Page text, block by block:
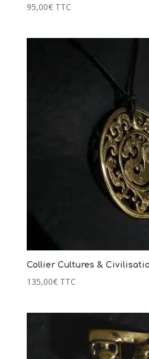
95,00€ TTC
Collier Cultures &
135,00€ TTC